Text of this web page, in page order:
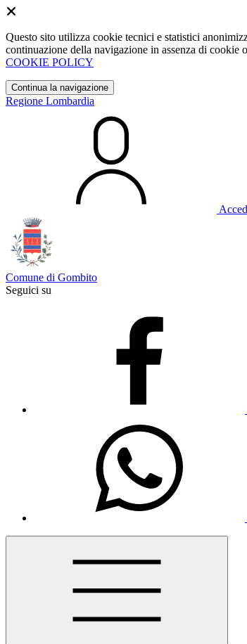
Questo sito utilizza cookie tecnici e statistici
continuazione della navigazione in assenza di
COOKIE POLICY
Continua la navigazione
Regione Lombardia
Comune di Gombito
Seguici su